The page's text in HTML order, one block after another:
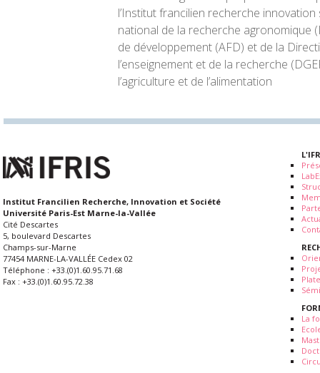
l’Institut francilien recherche innovation
national de la recherche agronomique
de développement (AFD) et de la
l’enseignement et de la recherche
l’agriculture et de l’alimentation
Institut Francilien Recherche, Innovation et Société
Université Paris-Est Marne-la-Vallée
Cité Descartes
5, boulevard Descartes
Champs-sur-Marne
77454 MARNE-LA-VALLÉE Cedex 02
Téléphone : +33.(0)1.60.95.71.68
Fax : +33.(0)1.60.95.72.38
La